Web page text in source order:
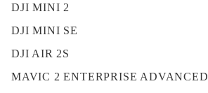
DJI MINI 2
DJI MINI SE
DJI AIR 2S
MAVIC 2 ENTERPRISE ADVANCED